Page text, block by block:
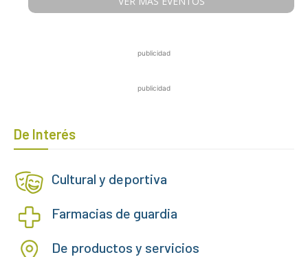
publicidad
publicidad
De Interés
Cultural y deportiva
Farmacias de guardia
De productos y servicios